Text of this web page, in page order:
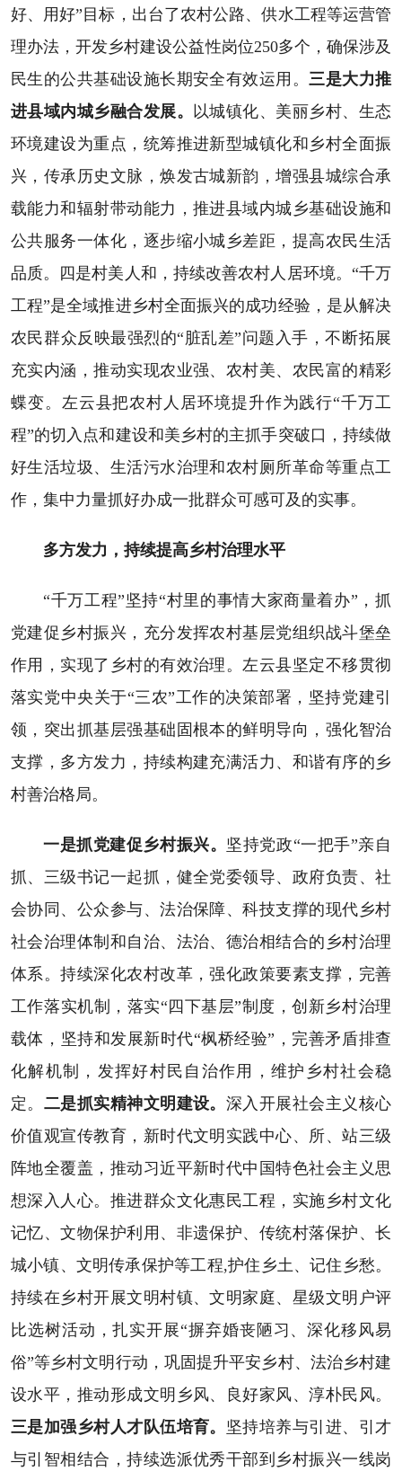
好、用好”目标，出台了农村公路、供水工程等运营管
理办法，开发乡村建设公益性岗位250多个，确保涉及
民生的公共基础设施长期安全有效运用。 三是大力推
进县域内城乡融合发展。
以城镇化、美丽乡村、生态
环境建设为重点，统筹推进新型城镇化和乡村全面振
兴，传承历史文脉，焕发古城新韵，增强县城综合承
载能力和辐射带动能力，推进县域内城乡基础设施和
公共服务一体化，逐步缩小城乡差距，提高农民生活
品质。四是村美人和，持续改善农村人居环境。“千万
工程”是全域推进乡村全面振兴的成功经验，是从解决
农民群众反映最强烈的“脏乱差”问题入手，不断拓展
充实内涵，推动实现农业强、农村美、农民富的精彩
蝶变。左云县把农村人居环境提升作为践行“千万工
程”的切入点和建设和美乡村的主抓手突破口，持续做
好生活垃圾、生活污水治理和农村厕所革命等重点工
作，集中力量抓好办成一批群众可感可及的实事。
多方发力，持续提高乡村治理水平
“千万工程”坚持“村里的事情大家商量着办”，抓
党建促乡村振兴，充分发挥农村基层党组织战斗堡垒
作用，实现了乡村的有效治理。左云县坚定不移贯彻
落实党中央关于“三农”工作的决策部署，坚持党建引
领，突出抓基层强基础固根本的鲜明导向，强化智治
支撑，多方发力，持续构建充满活力、和谐有序的乡
村善治格局。
一是抓党建促乡村振兴。 坚持党政“一把手”亲自
抓、三级书记一起抓，健全党委领导、政府负责、社
会协同、公众参与、法治保障、科技支撑的现代乡村
社会治理体制和自治、法治、德治相结合的乡村治理
体系。持续深化农村改革，强化政策要素支撑，完善
工作落实机制，落实“四下基层”制度，创新乡村治理
载体，坚持和发展新时代“枫桥经验”，完善矛盾排查
化解机制，发挥好村民自治作用，维护乡村社会稳
定。 二是抓实精神文明建设。 深入开展社会主义核心
价值观宣传教育，新时代文明实践中心、所、站三级
阵地全覆盖，推动习近平新时代中国特色社会主义思
想深入人心。推进群众文化惠民工程，实施乡村文化
记忆、文物保护利用、非遗保护、传统村落保护、长
城小镇、文明传承保护等工程,护住乡土、记住乡愁。
持续在乡村开展文明村镇、文明家庭、星级文明户评
比选树活动，扎实开展“摒弃婚丧陋习、深化移风易
俗”等乡村文明行动，巩固提升平安乡村、法治乡村建
设水平，推动形成文明乡风、良好家风、淳朴民风。
三是加强乡村人才队伍培育。 坚持培养与引进、引才
与引智相结合，持续选派优秀干部到乡村振兴一线岗